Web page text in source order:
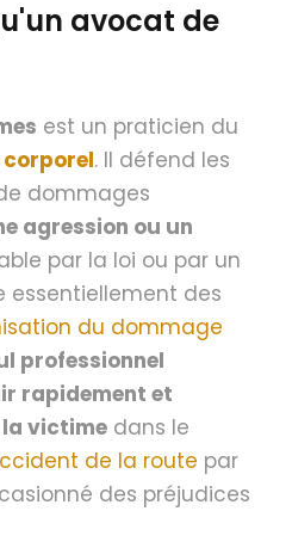
avocat de
est un praticien du
. Il défend les
dommages
agression ou un
par la loi ou par un
essentiellement des
du dommage
professionnel
rapidement et
victime dans le
de la route par
des préjudices